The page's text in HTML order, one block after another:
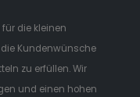
die kleinen
Kundenwünsche
zu erfüllen. Wir
und einen hohen